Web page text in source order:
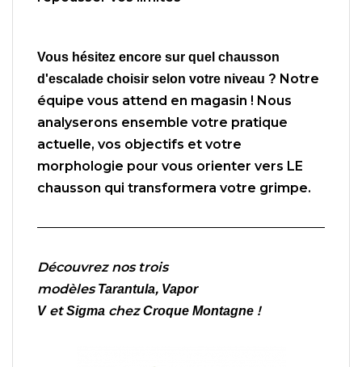
Vous hésitez encore sur quel chausson
d'escalade choisir selon votre niveau ? Notre
équipe vous attend en magasin ! Nous
analyserons ensemble votre pratique
actuelle, vos objectifs et votre
morphologie pour vous orienter vers LE
chausson qui transformera votre grimpe.
Découvrez nos trois
modèlesTarantula, Vapor
VetSigma chezCroque Montagne !